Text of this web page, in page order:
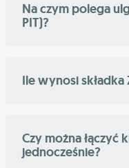
Na czym polega
PIT)?
Ile wynosi składka
Czy można łączyć
jednocześnie?